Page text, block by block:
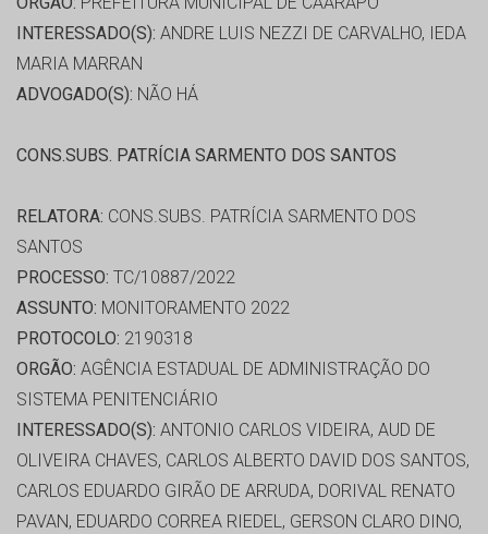
INTERESSADO(S): ANDRE LUIS NEZZI DE CARVALHO, IEDA
MARIA MARRAN
ADVOGADO(S): NÃO HÁ
CONS.SUBS. PATRÍCIA SARMENTO DOS SANTOS
RELATORA: CONS.SUBS. PATRÍCIA SARMENTO DOS
SANTOS
PROCESSO: TC/10887/2022
ASSUNTO: MONITORAMENTO 2022
PROTOCOLO: 2190318
ORGÃO: AGÊNCIA ESTADUAL DE ADMINISTRAÇÃO DO
SISTEMA PENITENCIÁRIO
INTERESSADO(S): ANTONIO CARLOS VIDEIRA, AUD DE
OLIVEIRA CHAVES, CARLOS ALBERTO DAVID DOS SANTOS,
CARLOS EDUARDO GIRÃO DE ARRUDA, DORIVAL RENATO
PAVAN, EDUARDO CORREA RIEDEL, GERSON CLARO DINO,